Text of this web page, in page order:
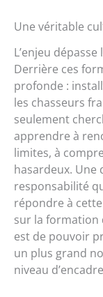
Une véritable
L’enjeu
Derrière ces
profonde :
les chasseurs
seulement
apprendre à
limites, à
hasardeux. Une
responsabilité
répondre à cette
sur la formation
est de pouvoir
un plus grand
niveau